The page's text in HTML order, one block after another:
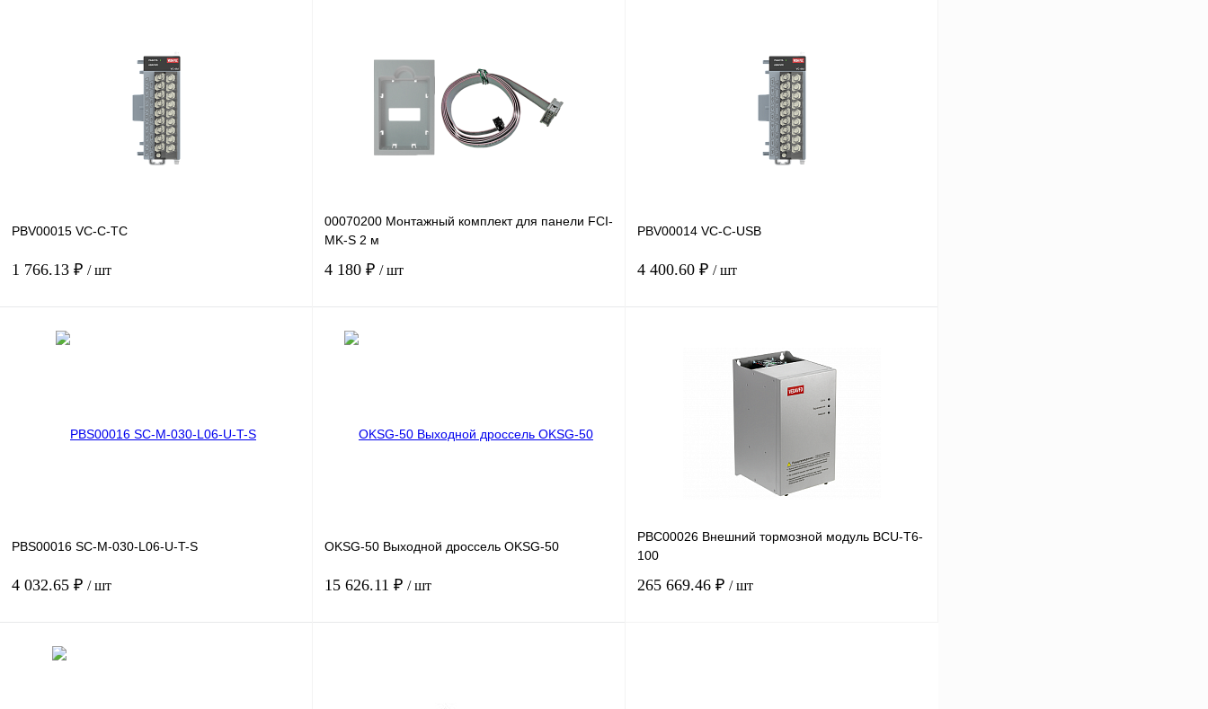
PBV00015 VC-C-TC
1 766.13 ₽ / шт
00070200 Монтажный комплект для панели FCI-
MK-S 2 м
4 180 ₽ / шт
PBV00014 VC-C-USB
4 400.60 ₽ / шт
Сравнение
PBS00016 SC-M-030-L06-U-T-S
4 032.65 ₽ / шт
OKSG-50 Выходной дроссель OKSG-50
15 626.11 ₽ / шт
PBC00026 Внешний тормозной модуль BCU-T6-
100
265 669.46 ₽ / шт